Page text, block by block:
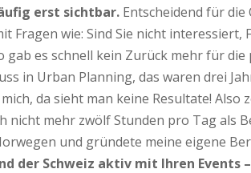
erst sichtbar. Entscheidend für
wie: Sind Sie nicht interessiert,
es schnell kein Zurück mehr für die
in Urban Planning, das waren drei
da sieht man keine Resultate!
mehr zwölf Stunden pro Tag als
und gründete meine eigene
der Schweiz aktiv mit Ihren Events